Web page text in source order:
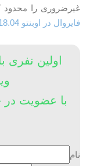
را محدود
در اوبنتو 18.04
اولین نفری